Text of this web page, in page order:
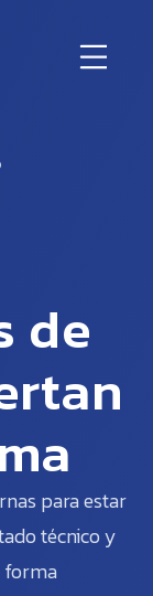
de
para estar
técnico y
forma